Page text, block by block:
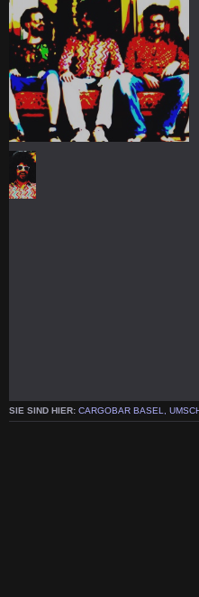
SIE SIND HIER: CARGOBAR BASEL,